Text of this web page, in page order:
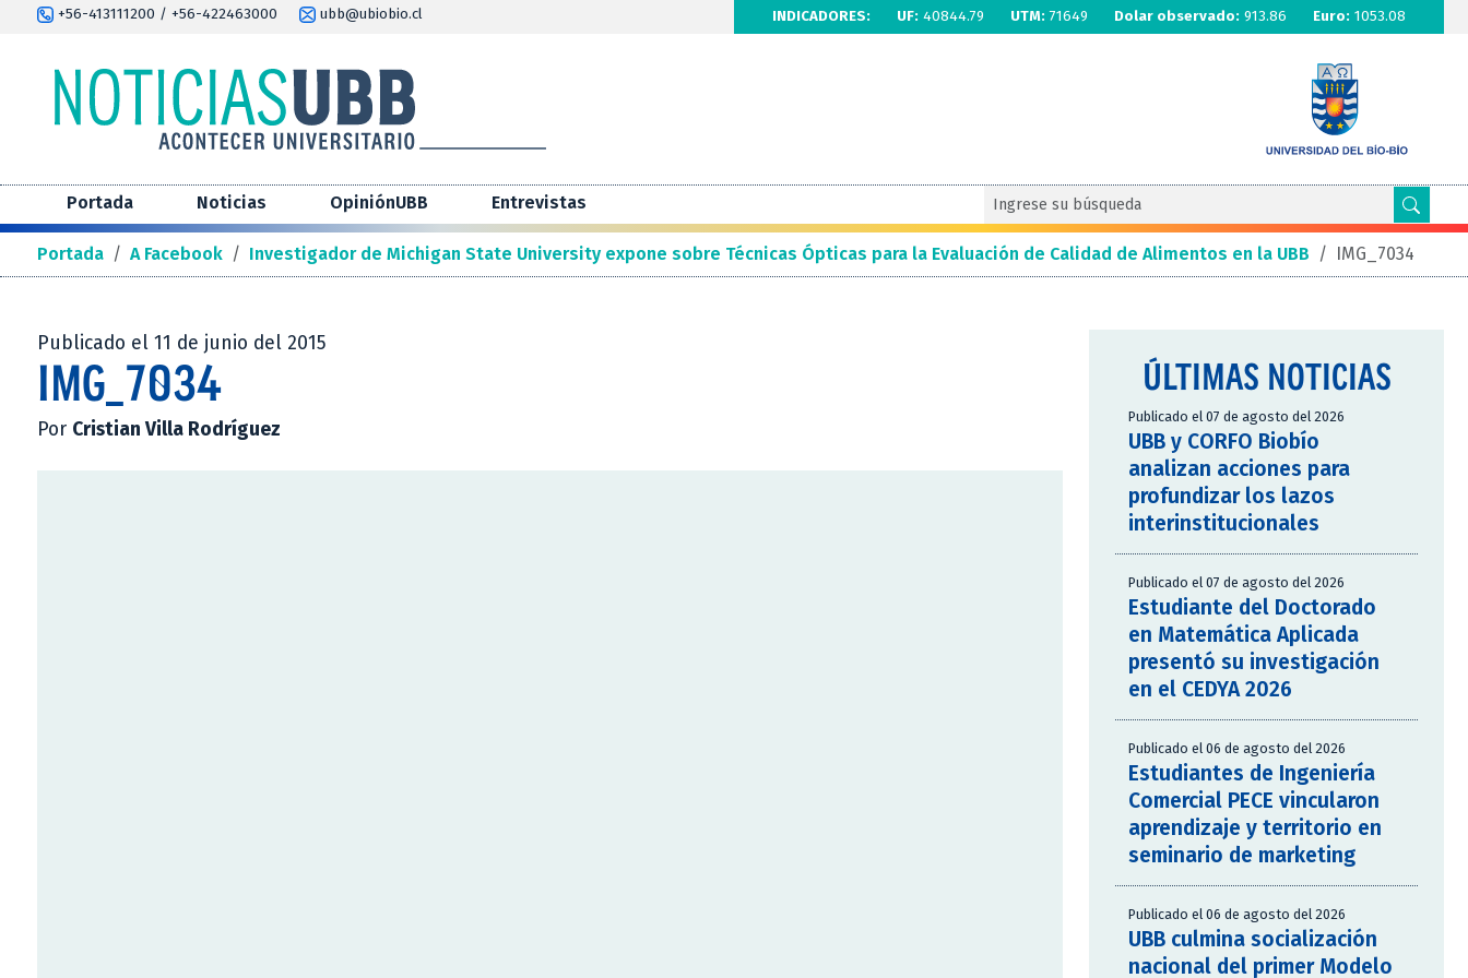
+56-413111200 / +56-422463000 ubb@ubiobio.cl INDICADORES: UF: 40844.79 UTM: 71649 Dolar observado: 913.86 Euro: 1053.08
Portada Noticias OpiniónUBB Entrevistas
Portada / A Facebook / Investigador de Michigan State University expone sobre Técnicas Ópticas para la Evaluación de Calidad de Alimentos en la UBB / IMG_7034
Publicado el 11 de junio del 2015
IMG_7034
Por Cristian Villa Rodríguez
ÚLTIMAS NOTICIAS
Publicado el 07 de agosto del 2026
UBB y CORFO Biobío
analizan acciones para
profundizar los lazos
interinstitucionales
Publicado el 07 de agosto del 2026
Estudiante del Doctorado
en Matemática Aplicada
presentó su investigación
en el CEDYA 2026
Publicado el 06 de agosto del 2026
Estudiantes de Ingeniería
Comercial PECE vincularon
aprendizaje y territorio en
seminario de marketing
Publicado el 06 de agosto del 2026
UBB culmina socialización
nacional del primer Modelo